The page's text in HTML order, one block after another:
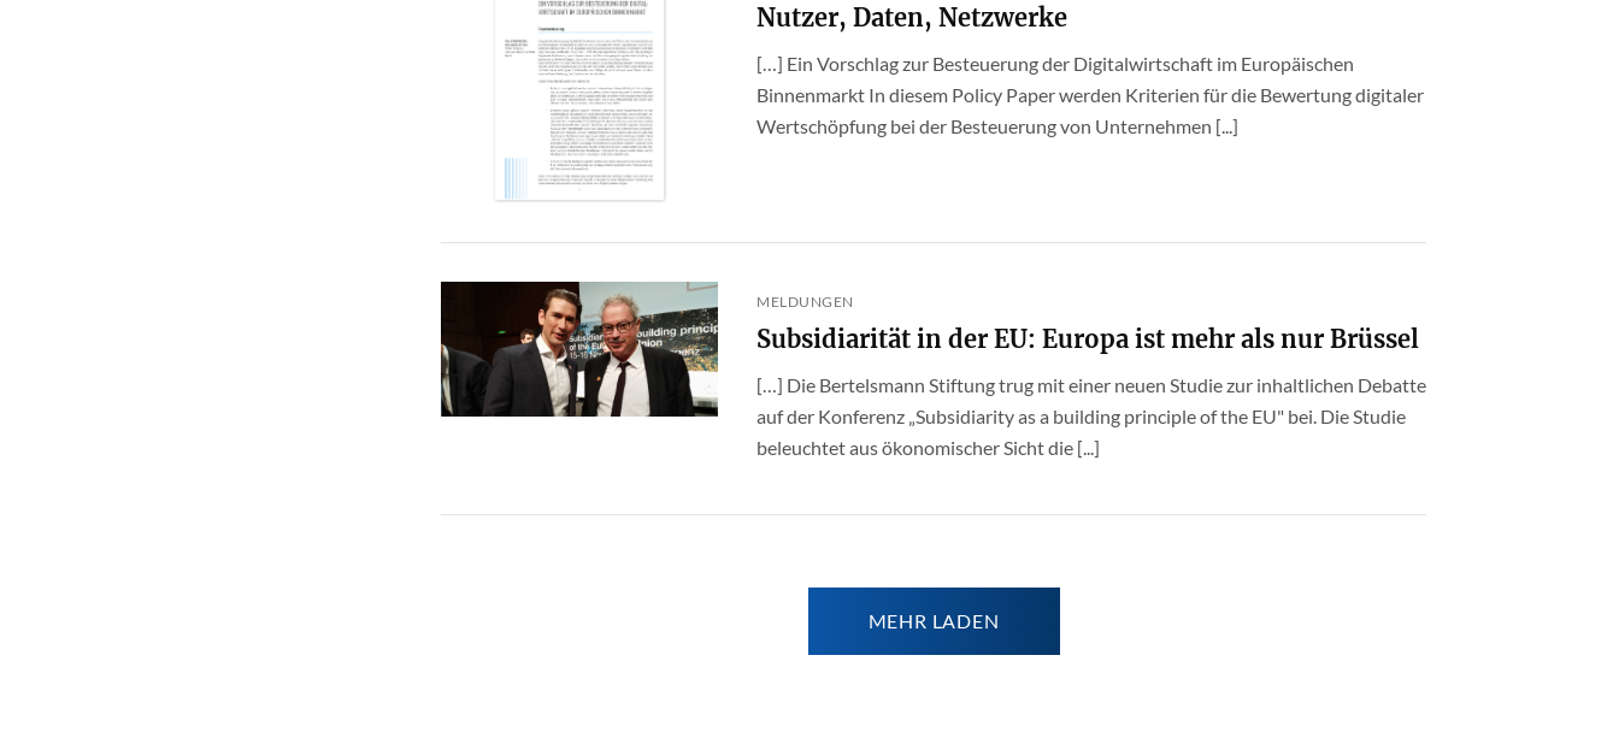
Nutzer, Daten, Netzwerke
[…] Ein Vorschlag zur Besteuerung der Digitalwirtschaft im Europäischen
Binnenmarkt In diesem Policy Paper werden Kriterien für die Bewertung digitaler
Wertschöpfung bei der Besteuerung von Unternehmen [...]
MELDUNGEN
Subsidiarität in der EU: Europa ist mehr als nur Brüssel
[…] Die Bertelsmann Stiftung trug mit einer neuen Studie zur inhaltlichen Debatte
auf der Konferenz „Subsidiarity as a building principle of the EU" bei. Die Studie
beleuchtet aus ökonomischer Sicht die [...]
MEHR LADEN